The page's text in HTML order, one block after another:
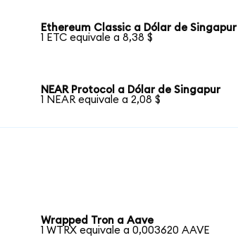
Ethereum Classic a Dólar de Singapur
1 ETC equivale a 8,38 $
NEAR Protocol a Dólar de Singapur
1 NEAR equivale a 2,08 $
Wrapped Tron a Aave
1 WTRX equivale a 0,003620 AAVE